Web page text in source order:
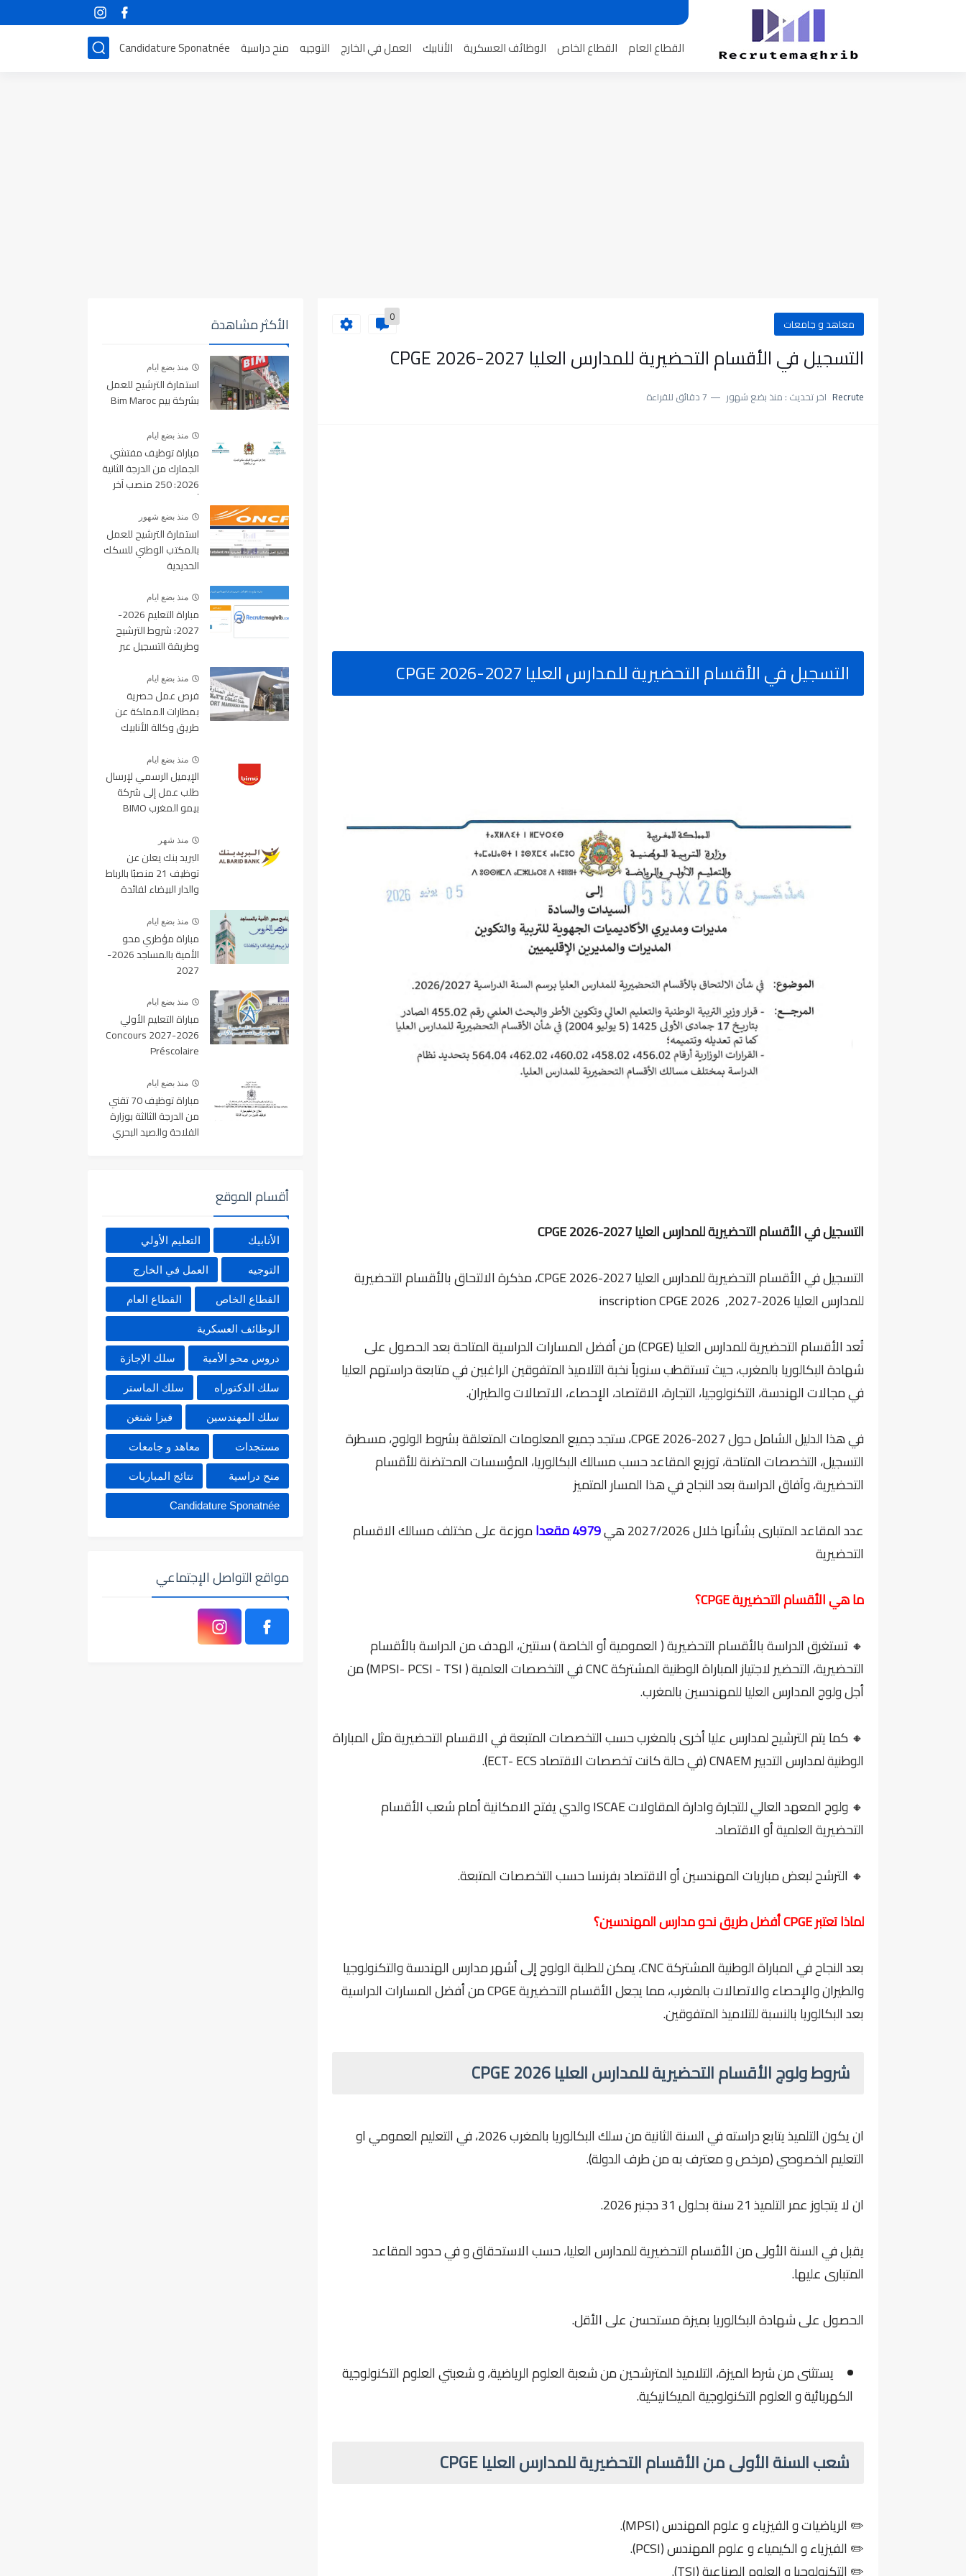
القطاع العام القطاع الخاص الوظائف العسكرية الأنابيك العمل في الخارج التوجيه منح دراسية Candidature Sponatnée
معاهد و جامعات 0
التسجيل في الأقسام التحضيرية للمدارس العليا CPGE 2026-2027
Recrute اخر تحديث : منذ بضع شهور 7 دقائق للقراءة
التسجيل في الأقسام التحضيرية للمدارس العليا CPGE 2026-2027
التسجيل في الأقسام التحضيرية للمدارس العليا CPGE 2026-2027
التسجيل في الأقسام التحضيرية للمدارس العليا CPGE 2026-2027، مذكرة الالتحاق بالأقسام التحضيرية
للمدارس العليا 2026-2027, inscription CPGE 2026
تُعد الأقسام التحضيرية للمدارس العليا (CPGE) من أفضل المسارات الدراسية المتاحة بعد الحصول على
شهادة البكالوريا بالمغرب، حيث تستقطب سنوياً نخبة التلاميذ المتفوقين الراغبين في متابعة دراستهم العليا
في مجالات الهندسة، التكنولوجيا، التجارة، الاقتصاد، الإحصاء، الاتصالات والطيران.
في هذا الدليل الشامل حول CPGE 2026-2027، ستجد جميع المعلومات المتعلقة بشروط الولوج، مسطرة
التسجيل، التخصصات المتاحة، توزيع المقاعد حسب مسالك البكالوريا، المؤسسات المحتضنة للأقسام
التحضيرية، وآفاق الدراسة بعد النجاح في هذا المسار المتميز
عدد المقاعد المتبارى بشأنها خلال 2027/2026 هي
موزعة على مختلف مسالك الاقسام
التحضيرية
ما هي الأقسام التحضيرية CPGE؟
🔸 تستغرق الدراسة بالأقسام التحضيرية ( العمومية أو الخاصة ) سنتين، الهدف من الدراسة بالأقسام
التحضيرية، التحضير لاجتياز المباراة الوطنية المشتركة CNC في التخصصات العلمية ( MPSI- PCSI - TSI) من
أجل ولوج المدارس العليا للمهندسين بالمغرب.
🔸 كما يتم الترشيح لمدارس عليا أخرى بالمغرب حسب التخصصات المتبعة في الاقسام التحضيرية مثل المباراة
الوطنية لمدارس التدبير CNAEM (في حالة كانت تخصصات الاقتصاد ECT- ECS).
🔸 ولوج المعهد العالي للتجارة وادارة المقاولات ISCAE والدي يفتح الامكانية أمام شعب الأقسام
التحضيرية العلمية أو الاقتصاد.
🔸 الترشح لبعض مباريات المهندسين أو الاقتصاد بفرنسا حسب التخصصات المتبعة.
لماذا تعتبر CPGE أفضل طريق نحو مدارس المهندسين؟
بعد النجاح في المباراة الوطنية المشتركة CNC، يمكن للطلبة الولوج إلى أشهر مدارس الهندسة والتكنولوجيا
والطيران والإحصاء والاتصالات بالمغرب، مما يجعل الأقسام التحضيرية CPGE من أفضل المسارات الدراسية
بعد البكالوريا بالنسبة للتلاميذ المتفوقين.
شروط ولوج الأقسام التحضيرية للمدارس العليا CPGE 2026
ان يكون التلميذ يتابع دراسته في السنة الثانية من سلك البكالوريا بالمغرب 2026، في التعليم العمومي او
التعليم الخصوصي (مرخص و معترف به من طرف الدولة).
ان لا يتجاوز عمر التلميذ 21 سنة بحلول 31 دجنبر 2026.
يقبل في السنة الأولى من الأقسام التحضيرية للمدارس العليا، حسب الاستحقاق و في حدود المقاعد
المتبارى عليها.
الحصول على شهادة البكالوريا بميزة مستحسن على الأقل.
يستثنى من شرط الميزة، التلاميذ المترشحين من شعبة العلوم الرياضية، و شعبتي العلوم التكنولوجية
الكهربائية و العلوم التكنولوجية الميكانيكية.
شعب السنة الأولى من الأقسام التحضيرية للمدارس العليا CPGE
✏️ الرياضيات و الفيزياء و علوم المهندس (MPSI).
✏️ الفيزياء و الكيمياء و علوم المهندس (PCSI).
الأكثر مشاهدة
منذ بضع ايام
استمارة الترشيح للعمل
بشركة بيم Bim Maroc
منذ بضع ايام
مباراة توظيف مفتشي
الجمارك من الدرجة الثانية
2026: 250 منصب آخر
2026منذ بضع شهور
استمارة الترشيح للعمل
بالمكتب الوطني للسكك
الحديدية
منذ بضع ايام
مباراة التعليم 2026-
2027: شروط الترشيح
وطريقة التسجيل عبر
منذ بضع ايام
فرص عمل حصرية
بمطارات المملكة عن
طريق وكالة الأنابيك
منذ بضع ايام
الإيميل الرسمي لإرسال
طلب عمل إلى شركة
بيمو المغرب BIMO
منذ شهر
البريد بنك يعلن عن
توظيف 21 منصبًا بالرباط
والدار البيضاء لفائدة
والتقنيين
منذ بضع ايام
مباراة مؤطري محو
الأمية بالمساجد 2026-
2027
منذ بضع ايام
مباراة التعليم الأولي
2026-2027 Concours
Préscolaire
منذ بضع ايام
مباراة توظيف 70 تقني
من الدرجة الثالثة بوزارة
الفلاحة والصيد البحري
أقسام الموقع
الأنابيك التعليم الأولي
التوجيه العمل في الخارج
القطاع الخاص القطاع العام
الوظائف العسكرية
دروس محو الأمية سلك الإجازة
سلك الدكتوراه سلك الماستر
سلك المهندسين فيزا شنغن
مستجدات معاهد و جامعات
منح دراسية نتائج المباريات
Candidature Sponatnée
مواقع التواصل الإجتماعي